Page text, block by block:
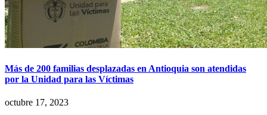
Más de 200 familias desplazadas en Antioquia son atendidas
por la Unidad para las Víctimas
octubre 17, 2023